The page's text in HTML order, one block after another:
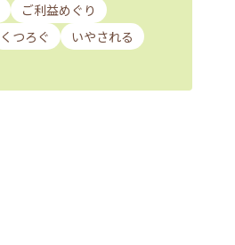
ご利益めぐり
くつろぐ
いやされる